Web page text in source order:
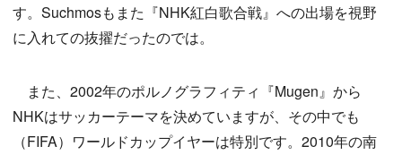
す。Suchmosもまた『NHK紅白歌合戦』への出場を視野
に入れての抜擢だったのでは。
また、2002年のポルノグラフィティ『Mugen』から
NHKはサッカーテーマを決めていますが、その中でも
（FIFA）ワールドカップイヤーは特別です。2010年の南